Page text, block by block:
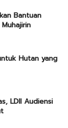
Bantuan
Hutan yang
LDII Audiensi